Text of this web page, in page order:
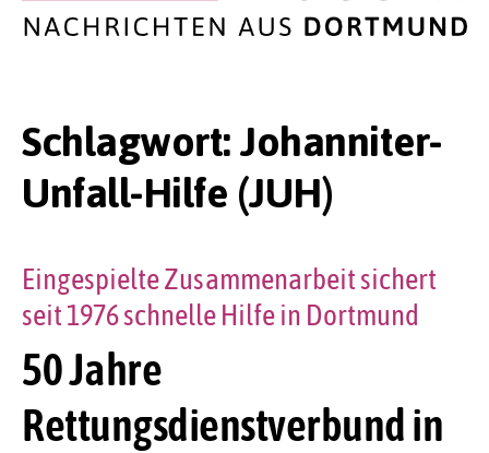
Schlagwort:Johanniter-
Unfall-Hilfe (JUH)
50 Jahre
Rettungsdienstverbund in
Eingespielte Zusammenarbeit sichert
seit 1976 schnelle Hilfe in Dortmund